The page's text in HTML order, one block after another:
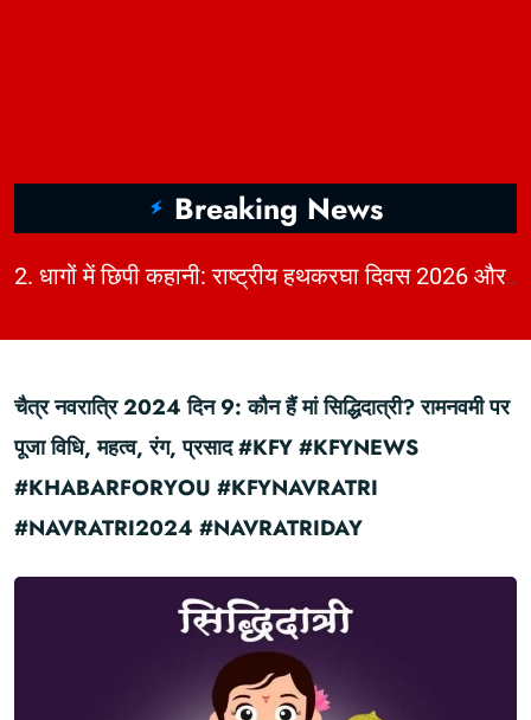
Breaking News
| 2. धागों में छिपी कहानी: राष्ट्रीय हथकरघा दिवस 2026 और भारत की बुनाई विरासत | KhabarForYou
चैत्र नवरात्रि 2024 दिन 9: कौन हैं मां सिद्धिदात्री? रामनवमी पर
पूजा विधि, महत्व, रंग, प्रसाद #KFY #KFYNEWS
#KHABARFORYOU #KFYNAVRATRI
#NAVRATRI2024 #NAVRATRIDAY